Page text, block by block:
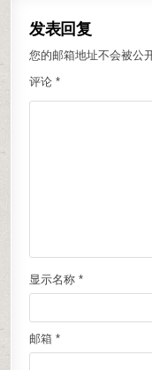
发表回复
您的邮箱地址不会被公开
评论*
显示名称*
邮箱*